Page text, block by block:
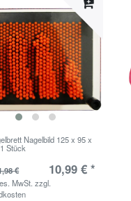
Nagelbild 125 x 95 x
Stück
€
10,99 € *
MwSt. zzgl.